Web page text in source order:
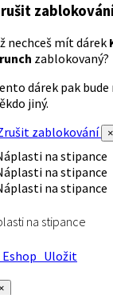
nechceš mít dárek
zablokovaný?
dárek pak
jiný.
zablokování
na stipance
Uložit